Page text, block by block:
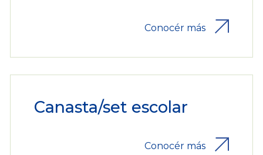
Conocér más
Canasta/set escolar
Conocér más